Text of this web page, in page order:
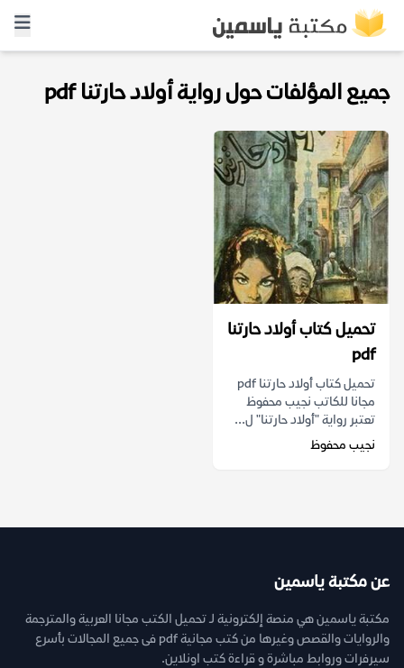
جميع المؤلفات حول رواية أولاد حارتنا pdf
تحميل كتاب أولاد حارتنا
pdf
تحميل كتاب أولاد حارتنا pdf
مجانا للكاتب نجيب محفوظ
تعتبر رواية "أولاد حارتنا" ل...
نجيب محفوظ
عن مكتبة ياسمين
مكتبة ياسمين هي منصة إلكترونية لـ تحميل الكتب مجانا العربية والمترجمة
والروايات والقصص وغيرها من كتب مجانية pdf فى جميع المجالات بأسرع
سيرفرات وروابط مباشرة و قراءة كتب اونلاين.